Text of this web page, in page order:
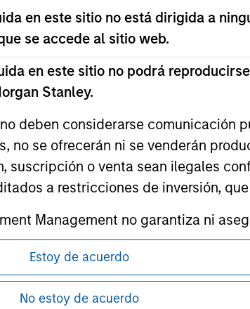
en este sitio no está dirigida a
se accede al sitio web.
en este sitio no podrá
Stanley.
deben considerarse comunicación
no se ofrecerán ni se venderán
o venta sean ilegales
a restricciones de inversión,
Management no garantiza ni
impone obligaciones a los
incluidos procedimientos
Estoy de acuerdo
No estoy de acuerdo
de proceder, ya que explican ciertas
la información relativa a los productos